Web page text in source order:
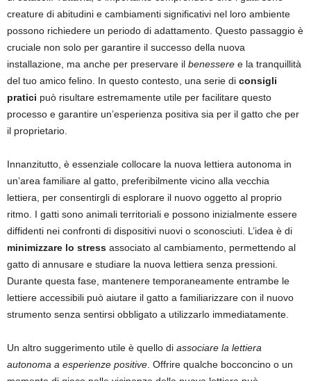
creature di abitudini e cambiamenti significativi nel loro ambiente
possono richiedere un periodo di adattamento. Questo passaggio è
cruciale non solo per garantire il successo della nuova
installazione, ma anche per preservare il benessere e la tranquillità
del tuo amico felino. In questo contesto, una serie di consigli
pratici può risultare estremamente utile per facilitare questo
processo e garantire un’esperienza positiva sia per il gatto che per
il proprietario.
Innanzitutto, è essenziale collocare la nuova lettiera autonoma in
un’area familiare al gatto, preferibilmente vicino alla vecchia
lettiera, per consentirgli di esplorare il nuovo oggetto al proprio
ritmo. I gatti sono animali territoriali e possono inizialmente essere
diffidenti nei confronti di dispositivi nuovi o sconosciuti. L’idea è di
minimizzare lo stress associato al cambiamento, permettendo al
gatto di annusare e studiare la nuova lettiera senza pressioni.
Durante questa fase, mantenere temporaneamente entrambe le
lettiere accessibili può aiutare il gatto a familiarizzare con il nuovo
strumento senza sentirsi obbligato a utilizzarlo immediatamente.
Un altro suggerimento utile è quello di associare la lettiera
autonoma a esperienze positive . Offrire qualche bocconcino o un